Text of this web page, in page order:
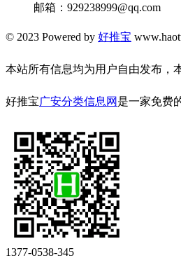
邮箱： 929238999@qq.com
© 2023 Powered by 好推宝
本站所有信息均为用户自由发布，
好推宝广安分类信息网 是一家免费
1377-0538-345